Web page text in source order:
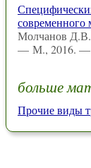
современного
Молчанов Д.В.
— М., 2016.
больше
Прочие виды